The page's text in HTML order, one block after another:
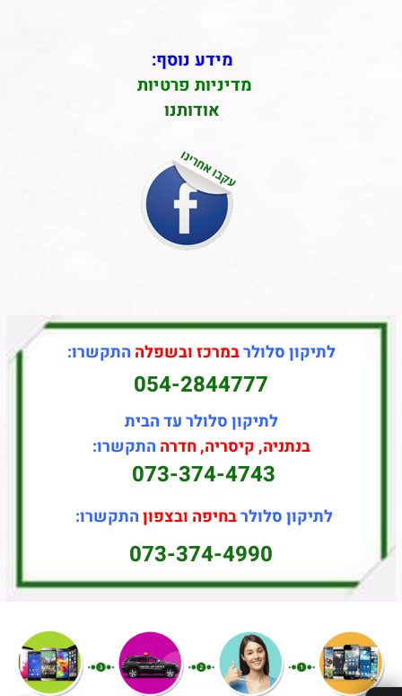
מידע נוסף:
מדיניות פרטיות
אודותנו
לתיקון סלולרבמרכז ובשפלה התקשרו:
054-2844777
לתיקון סלולר עד הבית
בנתניה, קיסריה, חדרה התקשרו:
073-374-4743
לתיקון סלולרבחיפה ובצפוןהתקשרו:
073-374-4990
✕